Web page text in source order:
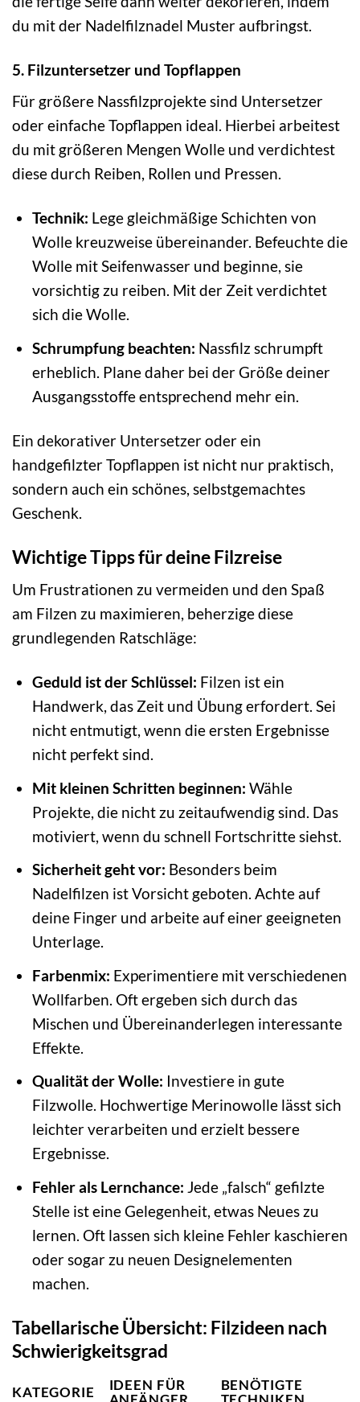
du mit der Nadelfilznadel Muster aufbringst.
5. Filzuntersetzer und Topflappen
Für größere Nassfilzprojekte sind Untersetzer
oder einfache Topflappen ideal. Hierbei arbeitest
du mit größeren Mengen Wolle und verdichtest
diese durch Reiben, Rollen und Pressen.
Technik: Lege gleichmäßige Schichten von
Wolle kreuzweise übereinander. Befeuchte die
Wolle mit Seifenwasser und beginne, sie
vorsichtig zu reiben. Mit der Zeit verdichtet
sich die Wolle.
Schrumpfung beachten: Nassfilz schrumpft
erheblich. Plane daher bei der Größe deiner
Ausgangsstoffe entsprechend mehr ein.
Ein dekorativer Untersetzer oder ein
handgefilzter Topflappen ist nicht nur praktisch,
sondern auch ein schönes, selbstgemachtes
Geschenk.
Wichtige Tipps für deine Filzreise
Um Frustrationen zu vermeiden und den Spaß
am Filzen zu maximieren, beherzige diese
grundlegenden Ratschläge:
Geduld ist der Schlüssel: Filzen ist ein
Handwerk, das Zeit und Übung erfordert. Sei
nicht entmutigt, wenn die ersten Ergebnisse
nicht perfekt sind.
Mit kleinen Schritten beginnen: Wähle
Projekte, die nicht zu zeitaufwendig sind. Das
motiviert, wenn du schnell Fortschritte siehst.
Sicherheit geht vor: Besonders beim
Nadelfilzen ist Vorsicht geboten. Achte auf
deine Finger und arbeite auf einer geeigneten
Unterlage.
Farbenmix: Experimentiere mit verschiedenen
Wollfarben. Oft ergeben sich durch das
Mischen und Übereinanderlegen interessante
Effekte.
Qualität der Wolle: Investiere in gute
Filzwolle. Hochwertige Merinowolle lässt sich
leichter verarbeiten und erzielt bessere
Ergebnisse.
Fehler als Lernchance: Jede „falsch“ gefilzte
Stelle ist eine Gelegenheit, etwas Neues zu
lernen. Oft lassen sich kleine Fehler kaschieren
oder sogar zu neuen Designelementen
machen.
Tabellarische Übersicht: Filzideen nach
Schwierigkeitsgrad
KATEGORIE
IDEEN FÜR
BENÖTIGTE